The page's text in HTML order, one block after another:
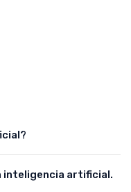
inteligencia artificial.